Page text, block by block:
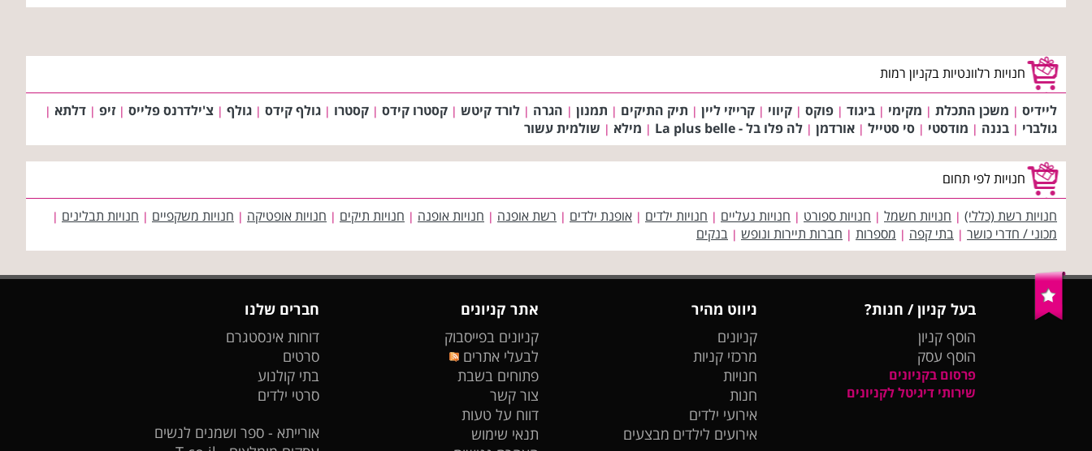
חנויות רלוונטיות בקניון רמות
ליידיס | משכן התכלת | מקימי | ביגוד | פוקס | קיווי | קרייזי ליין | תיק התיקים | תמנון | הגרה | לורד קיטש | קסטרו קידס | קסטרו | גולף קידס | גולף | צ'ילדרנס פלייס | זיפ | דלתא |
גולברי | בננה | מודסטי | סי סטייל | אורדמן | לה פלו בל - La plus belle | מילא | שולמית עשור
חנויות לפי תחום
חנויות רשת (כללי) | חנויות חשמל | חנויות ספורט | חנויות נעליים | חנויות ילדים | אופנת ילדים | רשת אופנה | חנויות אופנה | חנויות תיקים | חנויות אופטיקה | חנויות משקפיים | חנויות תבלינים |
מכוני / חדרי כושר | בתי קפה | מספרות | חברות תיירות ונופש | בנקים
בעל קניון / חנות?
הוסף קניון
הוסף עסק
פרסום בקניונים
שירותי דיגיטל לקניונים
ניווט מהיר
קניונים
מרכזי קניות
חנויות
חנות
אירועי ילדים
אירועים לילדים מבצעים
אתר קניונים
קניונים בפייסבוק
לבעלי אתרים
פתוחים בשבת
צור קשר
דווח על טעות
תנאי שימוש
חברים שלנו
דוחות אינסטגרם
סרטים
בתי קולנוע
סרטי ילדים
אורייתא - ספר ושמנים לנשים